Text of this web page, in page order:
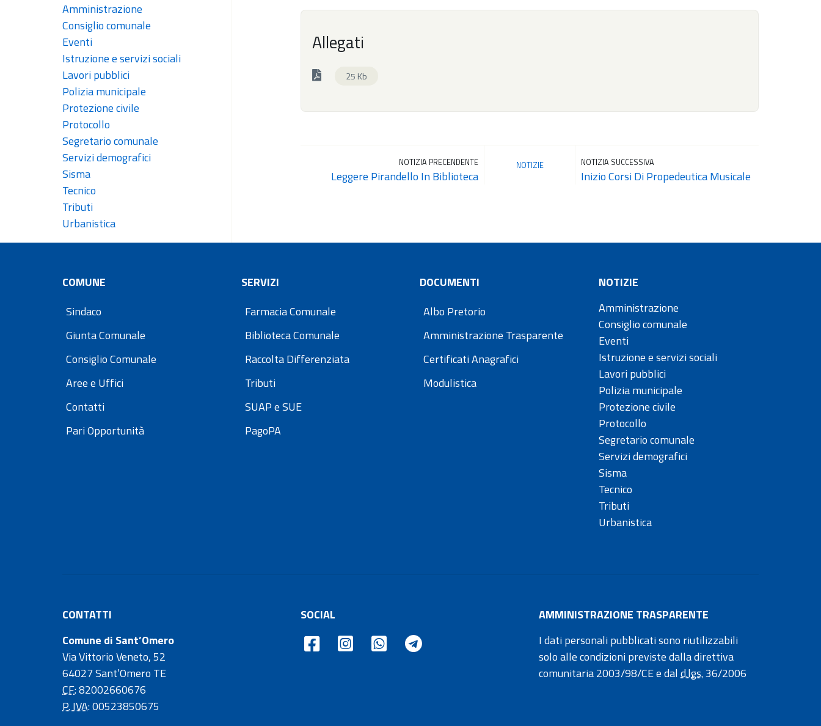
Allegati
25 Kb
NOTIZIA PRECENDENTE
Leggere Pirandello In Biblioteca
NOTIZIE NOTIZIA SUCCESSIVA
Inizio Corsi Di Propedeutica Musicale
Amministrazione
Consiglio comunale
Eventi
Istruzione e servizi sociali
Lavori pubblici
Polizia municipale
Protezione civile
Protocollo
Segretario comunale
Servizi demografici
Sisma
Tecnico
Tributi
Urbanistica
COMUNE
Sindaco
Giunta Comunale
Consiglio Comunale
Aree e Uffici
Contatti
Pari Opportunità
SERVIZI
Farmacia Comunale
Biblioteca Comunale
Raccolta Differenziata
Tributi
SUAP e SUE
PagoPA
DOCUMENTI
Albo Pretorio
Amministrazione Trasparente
Certificati Anagrafici
Modulistica
NOTIZIE
Amministrazione
Consiglio comunale
Eventi
Istruzione e servizi sociali
Lavori pubblici
Polizia municipale
Protezione civile
Protocollo
Segretario comunale
Servizi demografici
Sisma
Tecnico
Tributi
Urbanistica
CONTATTI
Comune di Sant’Omero
Via Vittorio Veneto, 52
64027 Sant’Omero TE
CF: 82002660676
P. IVA: 00523850675
SOCIAL
AMMINISTRAZIONE TRASPARENTE
I dati personali pubblicati sono riutilizzabili
solo alle condizioni previste dalla direttiva
comunitaria 2003/98/CE e dald.lgs.36/2006